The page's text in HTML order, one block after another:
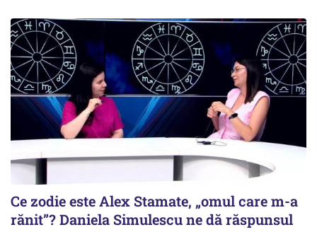
Ce zodie este Alex Stamate, „omul care m-a
rănit”? Daniela Simulescu ne dă răspunsul